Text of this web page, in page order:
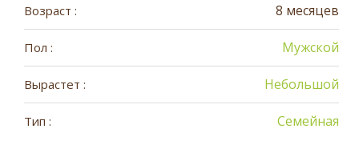
Возраст : 8 месяцев
Пол : Мужской
Вырастет : Небольшой
Тип : Семейная